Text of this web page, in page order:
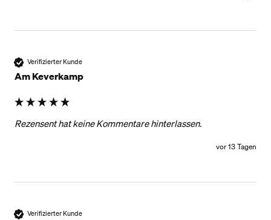
Verifizierter Kunde
Am Keverkamp
Rezensent hat keine Kommentare hinterlassen.
vor 13 Tagen
Verifizierter Kunde